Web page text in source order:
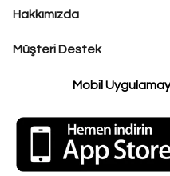
Hakkımızda
Müşteri Destek
Mobil